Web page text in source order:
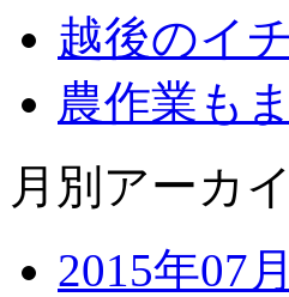
越後のイ
農作業も
月別アーカ
2015年07